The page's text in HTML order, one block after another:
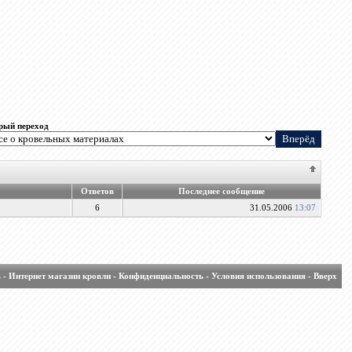
переход
Ответов
Последнее сообщение
6
31.05.2006 13:07
- Интернет магазин кровли- Конфиденциальность- Условия использования- Вверх